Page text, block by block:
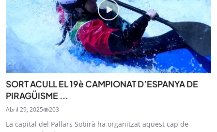
SORT ACULL EL 19è CAMPIONAT D’ESPANYA DE
PIRAGÜISME ...
Abril 29, 2025 203
La capital del Pallars Sobirà ha organitzat aquest cap de